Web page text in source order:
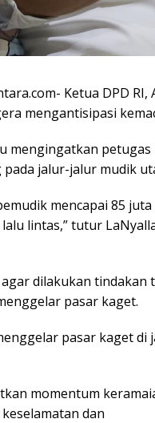
Ketua DPD
mengantisipasi
mengingatkan
jalur-jalur mudik
mencapai 85
lintas,” tutur
dilakukan
pasar kaget.
pasar kaget di
momentum
dan